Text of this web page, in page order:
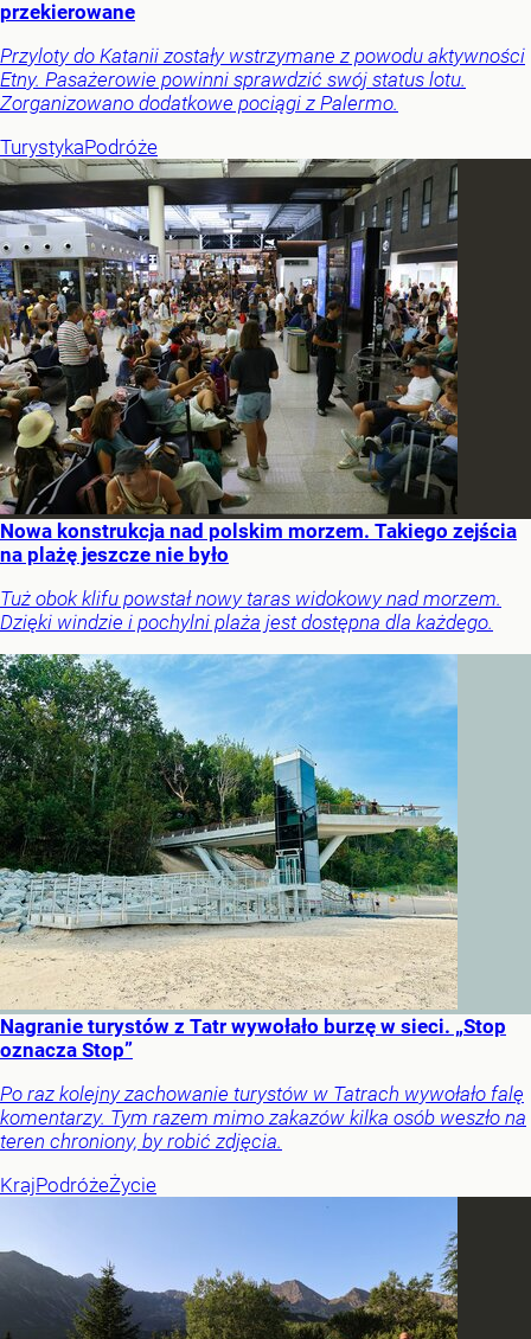
przekierowane
Przyloty do Katanii zostały wstrzymane z powodu aktywności
Etny. Pasażerowie powinni sprawdzić swój status lotu.
Zorganizowano dodatkowe pociągi z Palermo.
TurystykaPodróże
Nowa konstrukcja nad polskim morzem. Takiego zejścia
na plażę jeszcze nie było
Tuż obok klifu powstał nowy taras widokowy nad morzem.
Dzięki windzie i pochylni plaża jest dostępna dla każdego.
Nagranie turystów z Tatr wywołało burzę w sieci. „Stop
oznacza Stop”
Po raz kolejny zachowanie turystów w Tatrach wywołało falę
komentarzy. Tym razem mimo zakazów kilka osób weszło na
teren chroniony, by robić zdjęcia.
KrajPodróżeŻycie